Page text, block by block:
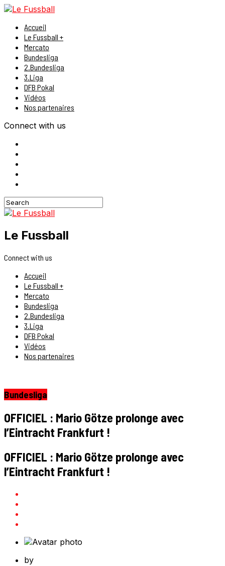
Accueil
Le Fussball +
Mercato
Bundesliga
2.Bundesliga
3.Liga
DFB Pokal
Vidéos
Nos partenaires
Connect with us
Le Fussball
Connect with us
Accueil
Le Fussball +
Mercato
Bundesliga
2.Bundesliga
3.Liga
DFB Pokal
Vidéos
Nos partenaires
Bundesliga
OFFICIEL : Mario Götze prolonge avec
l’Eintracht Frankfurt !
OFFICIEL : Mario Götze prolonge avec
l’Eintracht Frankfurt !
by